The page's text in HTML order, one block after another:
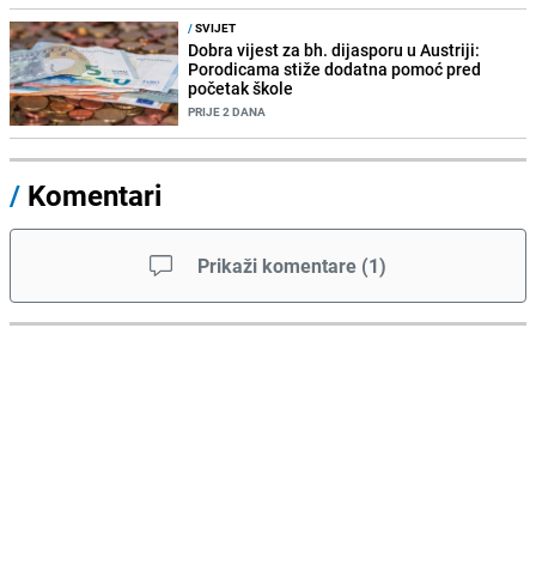
/SVIJET
Dobra vijest za bh. dijasporu u Austriji:
Porodicama stiže dodatna pomoć pred
početak škole
PRIJE 2 DANA
/ Komentari
Prikaži komentare (1)